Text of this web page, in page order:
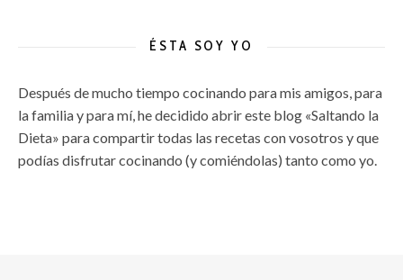
ÉSTA SOY YO
Después de mucho tiempo cocinando para mis amigos, para
la familia y para mí, he decidido abrir este blog «Saltando la
Dieta» para compartir todas las recetas con vosotros y que
podías disfrutar cocinando (y comiéndolas) tanto como yo.